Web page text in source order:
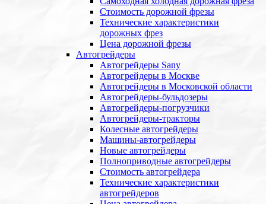
Стоимость дорожной фрезы
Технические характеристики
дорожных фрез
Цена дорожной фрезы
Автогрейдеры
Автогрейдеры Sany
Автогрейдеры в Москве
Автогрейдеры в Московской области
Автогрейдеры-бульдозеры
Автогрейдеры-погрузчики
Автогрейдеры-тракторы
Колесные автогрейдеры
Машины-автогрейдеры
Новые автогрейдеры
Полноприводные автогрейдеры
Стоимость автогрейдера
Технические характеристики
автогрейдеров